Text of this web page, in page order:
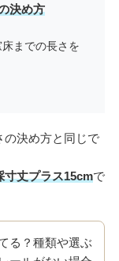
決め方
までの長さを
の決め方と同じで
寸丈プラス15cmで
る？種類や選ぶ